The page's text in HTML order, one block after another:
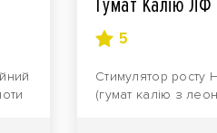
5
Стимулятор росту
(гумат калію з